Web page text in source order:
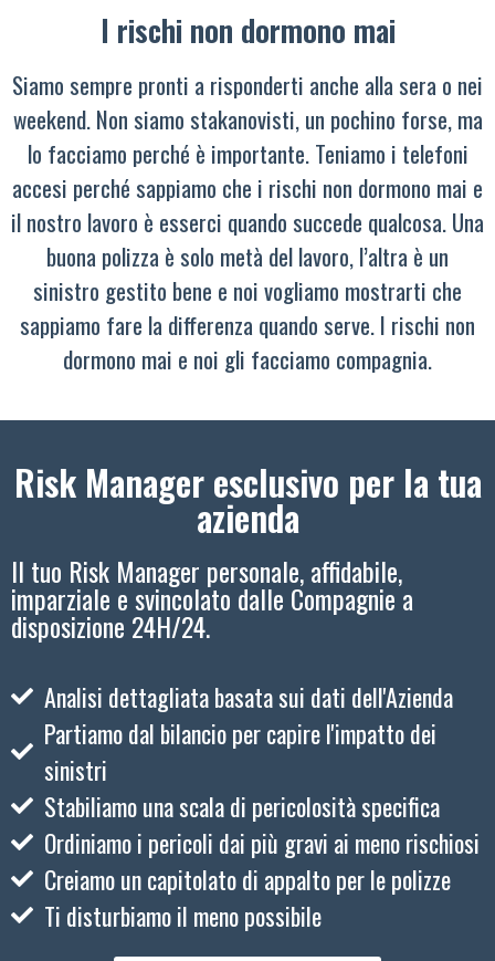
I rischi non dormono mai
Siamo sempre pronti a risponderti anche alla sera o nei
weekend. Non siamo stakanovisti, un pochino forse, ma
lo facciamo perché è importante. Teniamo i telefoni
accesi perché sappiamo che i rischi non dormono mai e
il nostro lavoro è esserci quando succede qualcosa. Una
buona polizza è solo metà del lavoro, l’altra è un
sinistro gestito bene e noi vogliamo mostrarti che
sappiamo fare la differenza quando serve. I rischi non
dormono mai e noi gli facciamo compagnia.
Risk Manager esclusivo per la tua
azienda
Il tuo Risk Manager personale, affidabile,
imparziale e svincolato dalle Compagnie a
disposizione 24H/24.
Analisi dettagliata basata sui dati dell'Azienda
Partiamo dal bilancio per capire l'impatto dei
sinistri
Stabiliamo una scala di pericolosità specifica
Ordiniamo i pericoli dai più gravi ai meno rischiosi
Creiamo un capitolato di appalto per le polizze
Ti disturbiamo il meno possibile